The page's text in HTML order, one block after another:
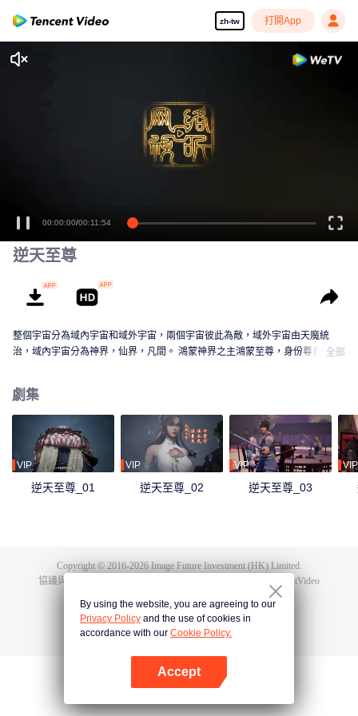
zh-tw 打開App
00:00:00/00:11:54
逆天至尊
整個宇宙分為域內宇宙和域外宇宙，兩個宇宙彼此為敵，域外宇宙由天魔統
治，域內宇宙分為神界，仙界，凡間。 鴻蒙神界之主鴻蒙至尊，身份尊貴，屬
宙入侵時，鴻蒙至尊被混沌至尊和始源至尊設計聯手殺害，並詛咒其萬世輪
迴。鴻蒙至尊親人手下被殺，家園被奪，理念被改，就連最疼愛的徒兒靈霞天
尊也背叛了他。而且在他萬世輪迴中被世世滅門，直到最後一世轉生到了譚雲
身上。 譚雲是望月鎮小貴族譚家的少爺，但鴻蒙至尊轉生之人需要受到生死刺
激才能覺醒。在婚禮中，譚雲撞見未婚妻與司徒家少爺偷情並被毆打，在將死
之時終於覺醒了鴻蒙至尊的記憶。 原先廢柴的譚雲憑藉著鴻蒙神胎，逆天改
命，擁有了神級的天賦，然後開始修煉前世的功法，快速提升修為。譚雲先是
也收穫了多位風姿卓絕的佳麗。
全部
劇集
VIP
逆天至尊_01
VIP
逆天至尊_02
VIP
逆天至尊_03
VIP
Copyright © 2016-2026Image Future Investment (HK) Limited.
協議與條款
TencentVideo
By using the website, you are agreeing to our
Privacy Policy and the use of cookies in
accordance with our Cookie Policy.
Accept